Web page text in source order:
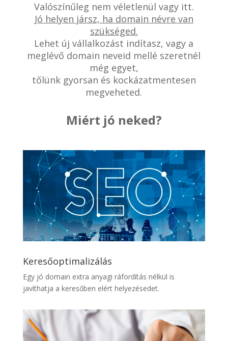
Valószínűleg nem véletlenül vagy itt.
Jó helyen jársz, ha domain névre van
szükséged.
Lehet új vállalkozást indítasz, vagy a
meglévő domain neveid mellé szeretnél
még egyet,
tőlünk gyorsan és kockázatmentesen
megveheted.
Miért jó neked?
Keresőoptimalizálás
Egy jó domain extra anyagi ráfordítás nélkül is
javíthatja a keresőben elért helyezésedet.